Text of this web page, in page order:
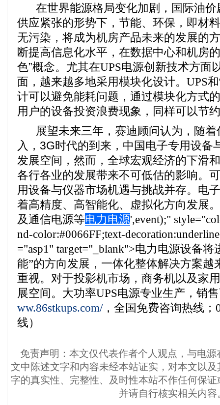
在世界能源格局变化加剧，国际油价
供应紧张的形势下，节能、环保，即材
无污染，将成为机房产品未来的发展的
断提高信息化水平，在数据中心和机房
色”概念。尤其在UPS电源创新技术方面
面，越来越多地采用模块化设计。 UPS
计可以避免能耗问题，通过模块化方式
用户的设备投资浪费现象，同样可以节
展望未来三年，赛迪顾问认为，随着
入， 3G时代的到来，中国电子专用设备
发展空间，然而，全球宏观经济的下滑
各行各业的发展带来不可低估的影响。
用设备与仪器市场机遇与挑战并存。电
着高精度、高智能化、虚拟化方向发展
及通信电源等电力电源',event);"
nd-color:#0066FF;text-
="asp1" target="_blank">电力电源设备
能”的方向发展，一体化整体解决方案越
重视。对于投影机市场，商务机以及家
展空间。大功率UPS电源专业生产，销
ww.86stkups.com/，全国免费咨询热线；
线）
免责声明：本文仅代表作者个人观点，与电源
文中陈述文字和内容未经本站证实，对本文以
字的真实性、完整性、及时性本站不作任何保
并请自行核实相关内容